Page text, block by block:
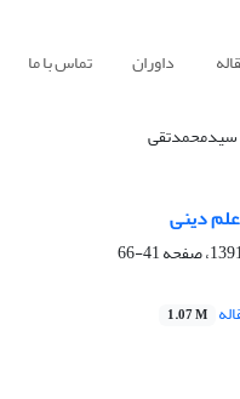
داوران تماس با ما
سیدمحمدتقی
دینی
41-66
1.07 M